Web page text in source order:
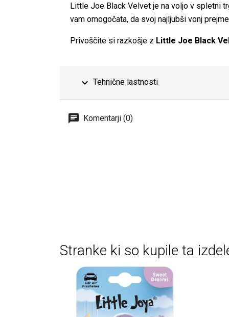
Little Joe Black Velvet je na voljo v spletni
vam omogočata, da svoj najljubši vonj
Privoščite si razkošje z Little Joe Black
expand_more Tehnične lastnosti
Komentarji (0)
Stranke ki so kupile ta